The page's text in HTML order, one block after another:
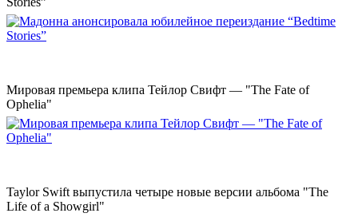
Мировая премьера клипа Тейлор Свифт — "The Fate of
Ophelia"
Taylor Swift выпустила четыре новые версии альбома "The
Life of a Showgirl"